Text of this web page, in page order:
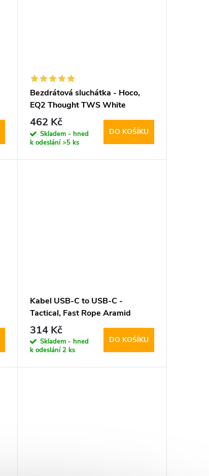
Bezdrátová sluchátka - Hoco,
EQ2 Thought TWS White
462 Kč
Skladem - hned
k odeslání>5 ks
DO KOŠÍKU
Kabel USB-C to USB-C -
Tactical, Fast Rope Aramid
100cm
314 Kč
Skladem - hned
k odeslání2 ks
DO KOŠÍKU